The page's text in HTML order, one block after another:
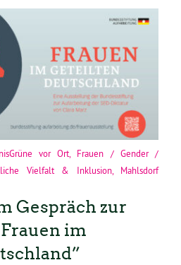
vor Ort
Frauen / Gender /
Vielfalt & Inklusion, Mahlsdorf
Gespräch zur
im